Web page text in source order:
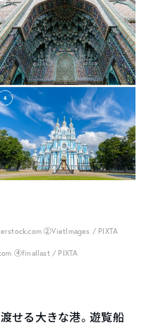
②VietImages / PIXTA
④finallast / PIXTA
せる大きな港。遊覧船